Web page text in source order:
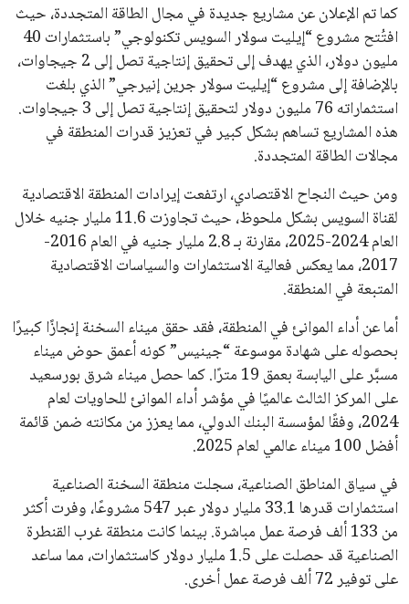
كما تم الإعلان عن مشاريع جديدة في مجال الطاقة المتجددة، حيث
افتُتح مشروع “إيليت سولار السويس تكنولوجي” باستثمارات 40
مليون دولار، الذي يهدف إلى تحقيق إنتاجية تصل إلى 2 جيجاوات،
بالإضافة إلى مشروع “إيليت سولار جرين إنيرجي” الذي بلغت
استثماراته 76 مليون دولار لتحقيق إنتاجية تصل إلى 3 جيجاوات.
هذه المشاريع تساهم بشكل كبير في تعزيز قدرات المنطقة في
مجالات الطاقة المتجددة.
ومن حيث النجاح الاقتصادي، ارتفعت إيرادات المنطقة الاقتصادية
لقناة السويس بشكل ملحوظ، حيث تجاوزت 11.6 مليار جنيه خلال
العام 2024-2025، مقارنة بـ 2.8 مليار جنيه في العام 2016-
2017، مما يعكس فعالية الاستثمارات والسياسات الاقتصادية
المتبعة في المنطقة.
أما عن أداء الموانئ في المنطقة، فقد حقق ميناء السخنة إنجازًا كبيرًا
بحصوله على شهادة موسوعة “جينيس” كونه أعمق حوض ميناء
مسبَّر على اليابسة بعمق 19 مترًا. كما حصل ميناء شرق بورسعيد
على المركز الثالث عالميًا في مؤشر أداء الموانئ للحاويات لعام
2024، وفقًا لمؤسسة البنك الدولي، مما يعزز من مكانته ضمن قائمة
أفضل 100 ميناء عالمي لعام 2025.
في سياق المناطق الصناعية، سجلت منطقة السخنة الصناعية
استثمارات قدرها 33.1 مليار دولار عبر 547 مشروعًا، وفرت أكثر
من 133 ألف فرصة عمل مباشرة. بينما كانت منطقة غرب القنطرة
الصناعية قد حصلت على 1.5 مليار دولار كاستثمارات، مما ساعد
على توفير 72 ألف فرصة عمل أخرى.